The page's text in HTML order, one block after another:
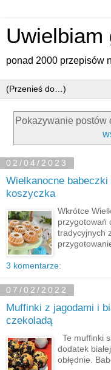
Uwielbiam
ponad 2000 przepisów
Pokazywanie postów
02/04/2023
Wielkanocne babeczki
koszyczka
Wkrótce
przygotowań
tradycyjnych
3 komentarze:
07/02/2022
Muffinki z jagodami i
czekoladą
Te muffinki
dodatek
obłędnie.